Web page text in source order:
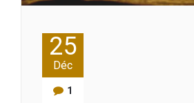
25
Déc
1